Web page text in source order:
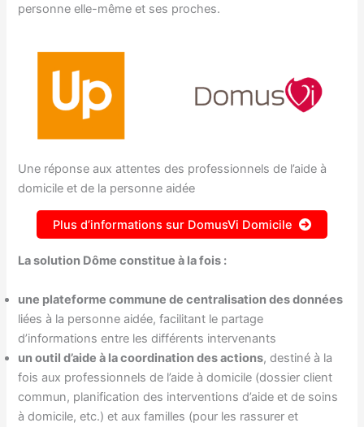
personne elle-même et ses proches.
Une réponse aux attentes des professionnels de l’aide à
domicile et de la personne aidée
Plus d’informations sur DomusVi Domicile
La solution Dôme constitue à la fois :
une plateforme commune de centralisation des données
liées à la personne aidée, facilitant le partage
d’informations entre les différents intervenants
un outil d’aide à la coordination des actions, destiné à la
fois aux professionnels de l’aide à domicile (dossier client
commun, planification des interventions d’aide et de soins
à domicile, etc.) et aux familles (pour les rassurer et